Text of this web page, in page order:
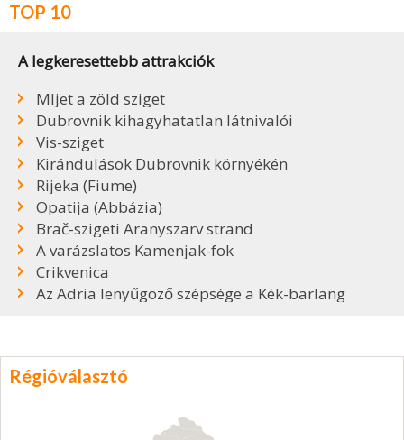
TOP 10
A legkeresettebb attrakciók
Mljet a zöld sziget
Dubrovnik kihagyhatatlan látnivalói
Vis-sziget
Kirándulások Dubrovnik környékén
Rijeka (Fiume)
Opatija (Abbázia)
Brač-szigeti Aranyszarv strand
A varázslatos Kamenjak-fok
Crikvenica
Az Adria lenyűgöző szépsége a Kék-barlang
Régióválasztó